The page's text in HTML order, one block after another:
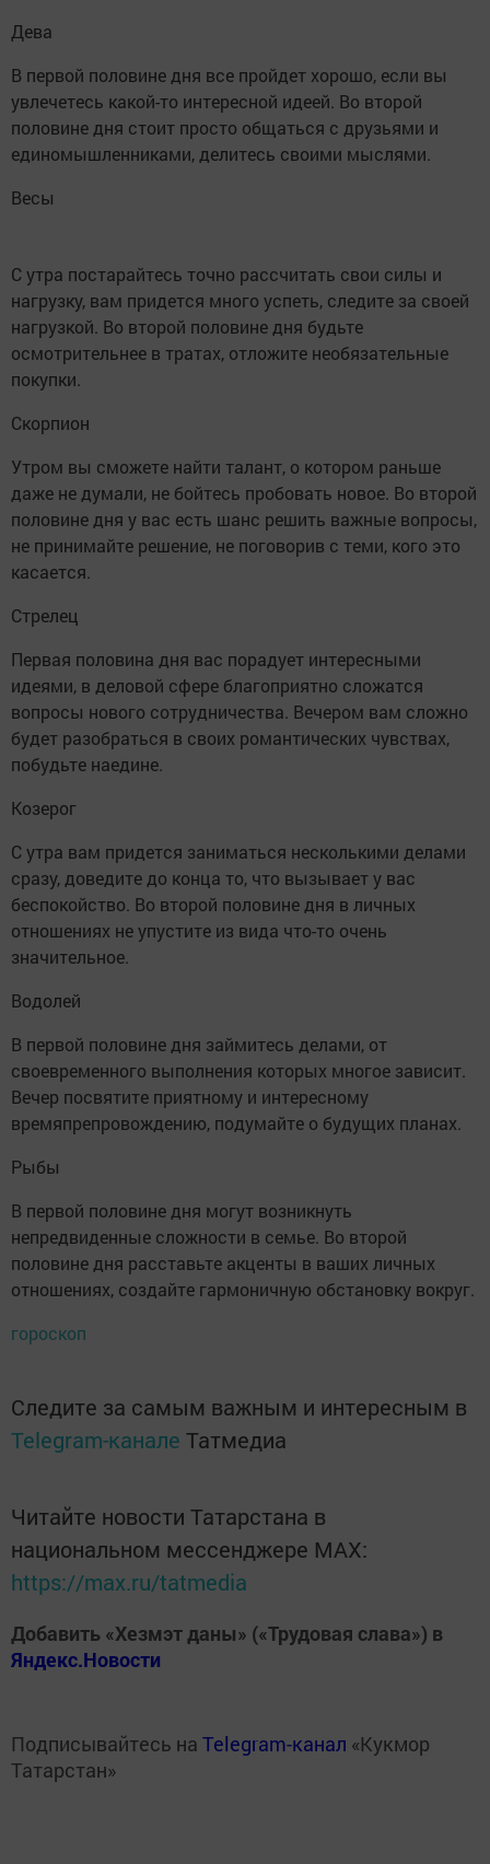
Дева
В первой половине дня все пройдет хорошо, если вы
увлечетесь какой-то интересной идеей. Во второй
половине дня стоит просто общаться с друзьями и
единомышленниками, делитесь своими мыслями.
Весы
С утра постарайтесь точно рассчитать свои силы и
нагрузку, вам придется много успеть, следите за своей
нагрузкой. Во второй половине дня будьте
осмотрительнее в тратах, отложите необязательные
покупки.
Скорпион
Утром вы сможете найти талант, о котором раньше
даже не думали, не бойтесь пробовать новое. Во второй
половине дня у вас есть шанс решить важные вопросы,
не принимайте решение, не поговорив с теми, кого это
касается.
Стрелец
Первая половина дня вас порадует интересными
идеями, в деловой сфере благоприятно сложатся
вопросы нового сотрудничества. Вечером вам сложно
будет разобраться в своих романтических чувствах,
побудьте наедине.
Козерог
С утра вам придется заниматься несколькими делами
сразу, доведите до конца то, что вызывает у вас
беспокойство. Во второй половине дня в личных
отношениях не упустите из вида что-то очень
значительное.
Водолей
В первой половине дня займитесь делами, от
своевременного выполнения которых многое зависит.
Вечер посвятите приятному и интересному
времяпрепровождению, подумайте о будущих планах.
Рыбы
В первой половине дня могут возникнуть
непредвиденные сложности в семье. Во второй
половине дня расставьте акценты в ваших личных
отношениях, создайте гармоничную обстановку вокруг.
гороскоп
Следите за самым важным и интересным в
Telegram-канале Татмедиа
Читайте новости Татарстана в
национальном мессенджере MАХ:
https://max.ru/tatmedia
Добавить «Хезмэт даны» («Трудовая слава») в
Яндекс.Новости
Подписывайтесь на Telegram-канал «Кукмор
Татарстан»